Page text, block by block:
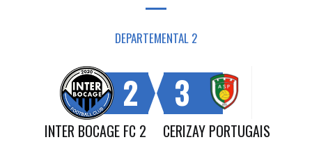
DEPARTEMENTAL 2
2
INTER BOCAGE FC 2
3
CERIZAY PORTUGAIS